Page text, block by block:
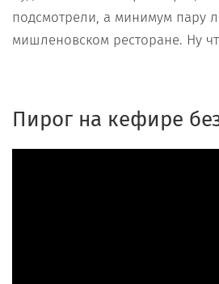
подсмотрели, а минимум пару
мишленовском ресторане. Ну
Пирог на кефире